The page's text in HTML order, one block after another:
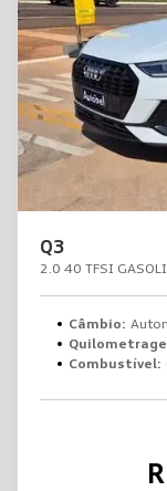
Q3
Câmbio:
Combustível: